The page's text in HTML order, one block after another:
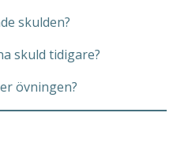
skulden?
skuld tidigare?
övningen?